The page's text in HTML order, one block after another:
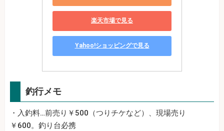
楽天市場で見る
Yahoo!ショッピングで見る
釣行メモ
・入釣料…前売り￥500（つりチケなど）、現場売り
￥600。釣り台必携